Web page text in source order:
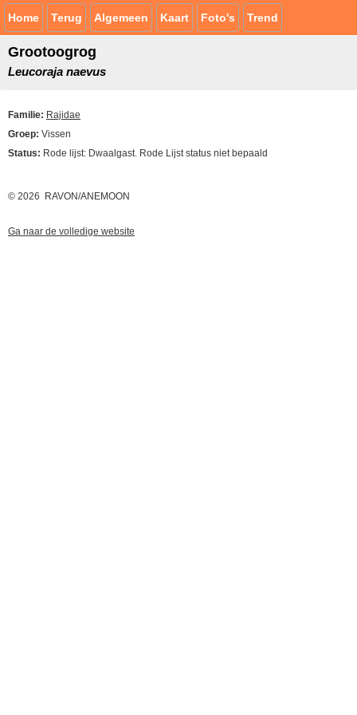
Home Terug Algemeen Kaart Foto's Trend
Grootoogrog
Leucoraja naevus
Familie: Rajidae
Groep: Vissen
Status: Rode lijst: Dwaalgast. Rode Lijst status niet bepaald
© 2026 RAVON/ANEMOON
Ga naar de volledige website